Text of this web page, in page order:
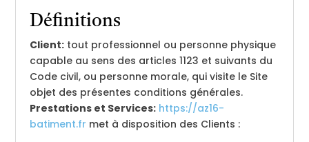
Définitions
Client: tout professionnel ou personne physique
capable au sens des articles 1123 et suivants du
Code civil, ou personne morale, qui visite le Site
objet des présentes conditions générales.
Prestations et Services: https://az16-
batiment.fr met à disposition des Clients :